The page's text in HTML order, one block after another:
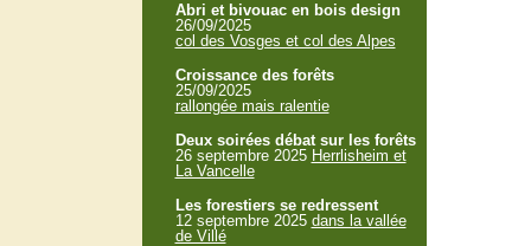
Abri et bivouac en bois design
26/09/2025
col des Vosges et col des Alpes
Croissance des forêts
25/09/2025
rallongée mais ralentie
Deux soirées débat sur les forêts
26 septembre 2025 Herrlisheim et
La Vancelle
Les forestiers se redressent
12 septembre 2025 dans la vallée
de Villé